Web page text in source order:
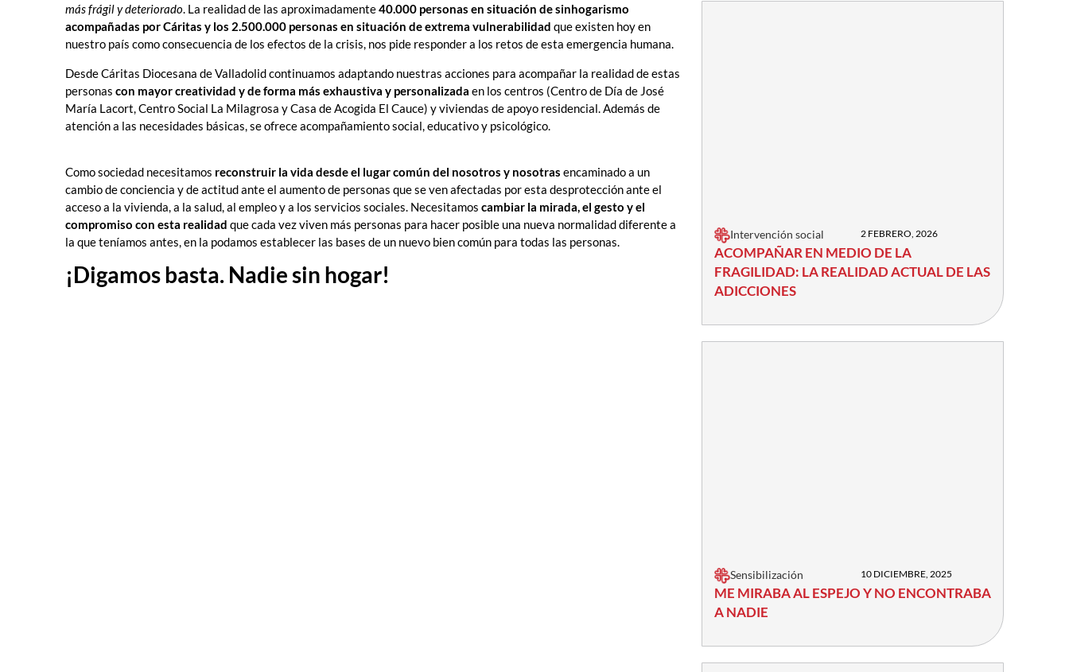
más frágil y deteriorado. La realidad de las aproximadamente40.000 personas en situación de sinhogarismo
acompañadas por Cáritas y los 2.500.000 personas en situación de extrema vulnerabilidad que existen hoy en
nuestro país como consecuencia de los efectos de la crisis, nos pide responder a los retos de esta emergencia humana.
Desde Cáritas Diocesana de Valladolid continuamos adaptando nuestras acciones para acompañar la realidad de estas
personas con mayor creatividad y de forma más exhaustiva y personalizada en los centros (Centro de Día de José
María Lacort, Centro Social La Milagrosa y Casa de Acogida El Cauce) y viviendas de apoyo residencial. Además de
atención a las necesidades básicas, se ofrece acompañamiento social, educativo y psicológico.
Como sociedad necesitamos reconstruir la vida desde el lugar común del nosotros y nosotras encaminado a un
cambio de conciencia y de actitud ante el aumento de personas que se ven afectadas por esta desprotección ante el
acceso a la vivienda, a la salud, al empleo y a los servicios sociales. Necesitamos cambiar la mirada, el gesto y el
compromiso con esta realidad que cada vez viven más personas para hacer posible una nueva normalidad diferente a
la que teníamos antes, en la podamos establecer las bases de un nuevo bien común para todas las personas.
¡Digamos basta. Nadie sin hogar!
Intervención social 2 FEBRERO, 2026
ACOMPAÑAR EN MEDIO DE LA
FRAGILIDAD: LA REALIDAD ACTUAL DE LAS
ADICCIONES
Sensibilización 10 DICIEMBRE, 2025
ME MIRABA AL ESPEJO Y NO ENCONTRABA
A NADIE